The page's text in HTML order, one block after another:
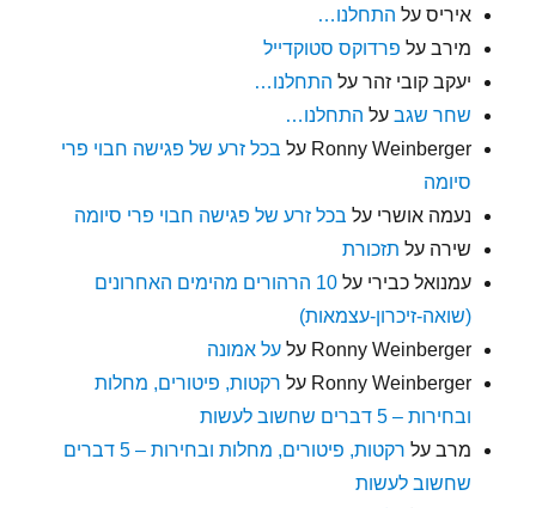
איריס על התחלנו…
מירב על פרדוקס סטוקדייל
יעקב קובי זהר על התחלנו…
שחר שגב על התחלנו…
Ronny Weinberger על בכל זרע של פגישה חבוי פרי
סיומה
נעמה אושרי על בכל זרע של פגישה חבוי פרי סיומה
שירה על תזכורת
עמנואל כבירי על
10 הרהורים מהימים האחרונים
(שואה-זיכרון-עצמאות)
Ronny Weinberger עלעל אמונה
Ronny Weinberger על רקטות, פיטורים, מחלות
ובחירות – 5 דברים שחשוב לעשות
מרב על
רקטות, פיטורים, מחלות ובחירות – 5 דברים
שחשוב לעשות